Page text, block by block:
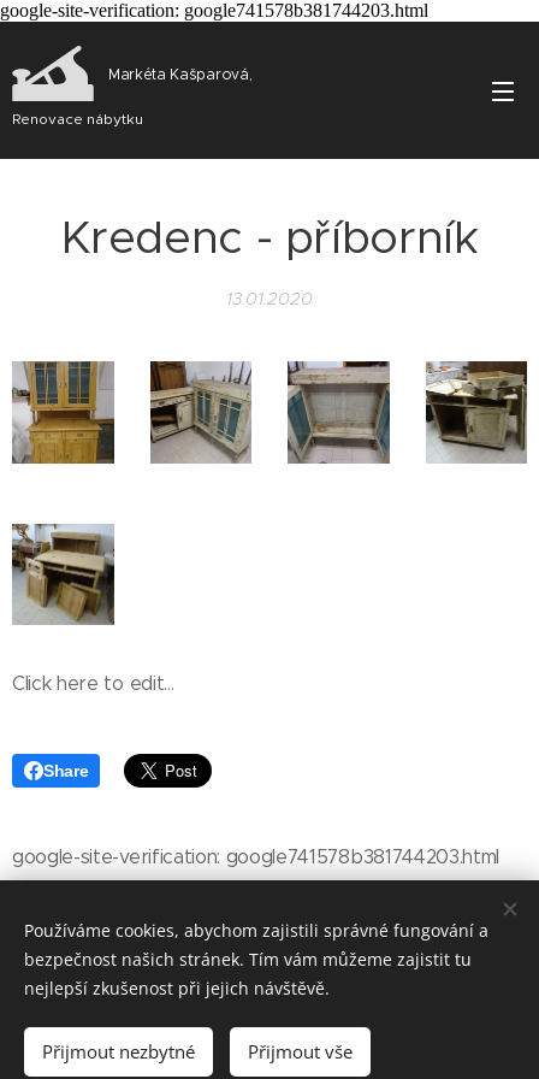
google-site-verification: google741578b381744203.html
Markéta Kašparová,
Renovace nábytku
Kredenc - příborník
13.01.2020
Click here to edit...
Share
google-site-verification: google741578b381744203.html
Mob.: +420 777 90 90 32
Používáme cookies, abychom zajistili správné fungování a
bezpečnost našich stránek. Tím vám můžeme zajistit tu
nejlepší zkušenost při jejich návštěvě.
Přijmout nezbytné Přijmout vše